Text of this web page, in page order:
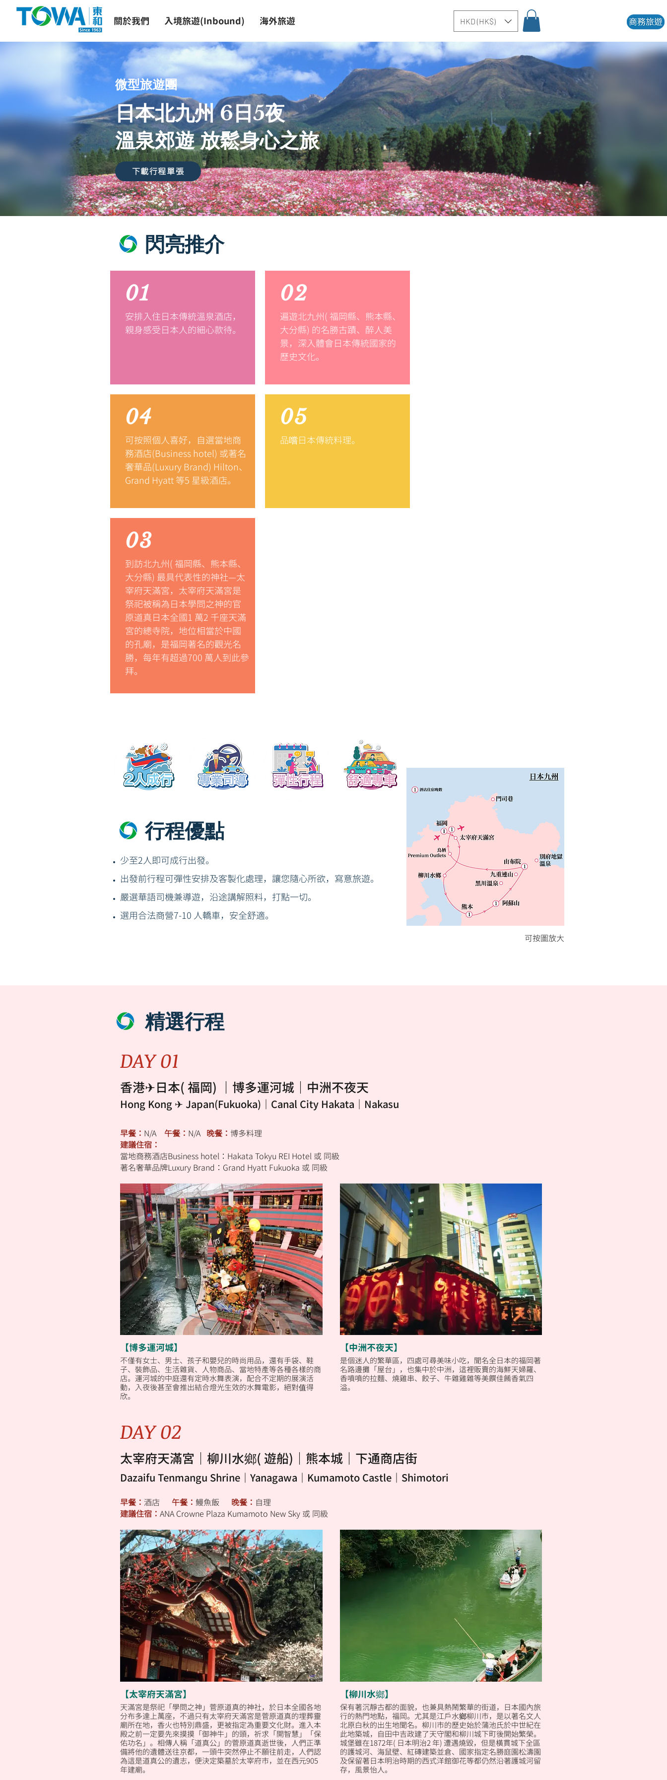
關於我們 入境旅遊(Inbound) 海外旅遊 HKD (HK$)
微型旅遊團
日本北九州 6日5夜
溫泉郊遊 放鬆身心之旅
下載行程單張
閃亮推介
01
安排入住日本傳統溫泉酒店，
親身感受日本人的細心款待。
04
可按照個人喜好，自選當地商
務酒店(Business hotel) 或著名
奢華品(Luxury Brand) Hilton、
Grand Hyatt 等5 星級酒店。
02
遍遊北九州( 福岡縣、熊本縣、
大分縣) 的名勝古蹟、醉人美
景，深入體會日本傳統國家的
歷史文化。
05
品嚐日本傳統料理。
03
到訪北九州( 福岡縣、熊本縣、
大分縣) 最具代表性的神社—太
宰府天滿宮，太宰府天滿宮是
祭祀被稱為日本學問之神的官
原道真日本全國1 萬2 千座天滿
宮的總寺院，地位相當於中國
的孔廟，是福岡著名的觀光名
勝，每年有超過700 萬人到此參
拜。
行程優點
少至2人即可成行出發。
出發前行程可彈性安排及客製化處理，讓您隨心所欲，寫意旅遊。
嚴選華語司機兼導遊，沿途講解照料，打點一切。
選用合法商營7-10 人轎車，安全舒適。
​可按圖放大
精選行程
DAY 01
香港✈日本( 福岡) ｜博多運河城｜中洲不夜天
Hong Kong ✈ Japan(Fukuoka)｜Canal City Hakata｜Nakasu
早餐： N/A 午餐： N/A 晚餐： 博多料理
建議住宿：
當地商務酒店Business hotel：Hakata Tokyu REI Hotel 或 同級
著名奢華品牌Luxury Brand：Grand Hyatt Fukuoka 或 同級
【博多運河城】
不僅有女士、男士、孩子和嬰兒的時尚用品，還有手袋、鞋
子、裝飾品、生活雜貨、人物商品、當地特產等各種各樣的商
店。運河城的中庭還有定時水舞表演，配合不定期的展演活
動，入夜後甚至會推出結合燈光生效的水舞電影，絕對值得
欣。
【中洲不夜天】
是個迷人的繁華區，四處可尋美味小吃，聞名全日本的福岡著
名路邊攤「屋台」，也集中於中洲，這裡販賣的海鮮天婦羅、
香噴噴的拉麵、燒雞串、餃子、牛雜雞雜等美饌佳餚香氣四
溢。
DAY 02
太宰府天滿宮｜柳川水鄉( 遊船)｜熊本城｜下通商店街
Dazaifu Tenmangu Shrine｜Yanagawa｜Kumamoto Castle｜Shimotori
早餐： 酒店 午餐： 鰻魚飯 晚餐： 自理
建議住宿： ANA Crowne Plaza Kumamoto New Sky 或 同級
【太宰府天滿宮】
天滿宮是祭祀「學問之神」菅原道真的神社，於日本全國各地
分布多達上萬座，不過只有太宰府天滿宮是菅原道真的埋葬靈
廟所在地，香火也特別鼎盛，更被指定為重要文化財。進入本
殿之前一定要先來摸摸「御神牛」的頭，祈求「開智慧」「保
佑功名」。相傳人稱「道真公」的菅原道真逝世後，人們正準
備將他的遺體送往京都，一頭牛突然停止不願往前走，人們認
為這是道真公的遺志，便決定築墓於太宰府市，並在西元905
年建廟。
【柳川水鄉】
保有著沉靜古都的面貌，也兼具熱鬧繁華的街道，日本國內旅
行的熱門地點，福岡。尤其是江戶水鄉柳川市，是以著名文人
北原白秋的出生地聞名。柳川市的歷史始於蒲池氏於中世紀在
此地築城，自田中吉政建了天守閣和柳川城下町後開始繁榮。
城堡雖在1872年( 日本明治2 年) 遭遇燒毀，但是橫貫城下全區
的護城河、海鼠壁、紅磚建築並倉、國家指定名勝庭園松濤園
及保留著日本明治時期的西式洋館御花等都仍然沿著護城河留
存，風景怡人。